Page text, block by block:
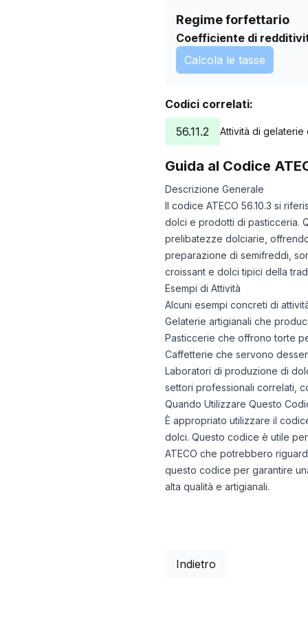
Regime forfettario
Coefficiente di
Calcola le tasse
Codici correlati:
56.11.2
Attività di gelaterie
Guida al Codice
Descrizione Generale
Il codice ATECO 56.10.3 si
dolci e prodotti di pasticceria.
prelibatezze dolciarie,
preparazione di semifreddi,
croissant e dolci tipici della
Esempi di Attività
Alcuni esempi concreti di
Gelaterie artigianali che
Pasticcerie che offrono torte
Caffetterie che servono
Laboratori di produzione di
settori professionali correlati,
Quando Utilizzare Questo
È appropriato utilizzare il
dolci. Questo codice è utile
ATECO che potrebbero
questo codice per garantire
alta qualità e artigianali.
Indietro